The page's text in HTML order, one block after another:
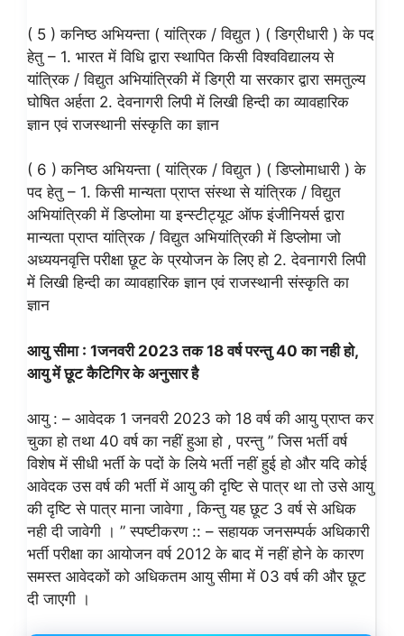
( 5 ) कनिष्ठ अभियन्ता ( यांत्रिक / विद्युत ) ( डिग्रीधारी ) के पद
हेतु – 1. भारत में विधि द्वारा स्थापित किसी विश्वविद्यालय से
यांत्रिक / विद्युत अभियांत्रिकी में डिग्री या सरकार द्वारा समतुल्य
घोषित अर्हता 2. देवनागरी लिपी में लिखी हिन्दी का व्यावहारिक
ज्ञान एवं राजस्थानी संस्कृति का ज्ञान
( 6 ) कनिष्ठ अभियन्ता ( यांत्रिक / विद्युत ) ( डिप्लोमाधारी ) के
पद हेतु – 1. किसी मान्यता प्राप्त संस्था से यांत्रिक / विद्युत
अभियांत्रिकी में डिप्लोमा या इन्स्टीट्यूट ऑफ इंजीनियर्स द्वारा
मान्यता प्राप्त यांत्रिक / विद्युत अभियांत्रिकी में डिप्लोमा जो
अध्ययनवृत्ति परीक्षा छूट के प्रयोजन के लिए हो 2. देवनागरी लिपी
में लिखी हिन्दी का व्यावहारिक ज्ञान एवं राजस्थानी संस्कृति का
ज्ञान
आयु सीमा : 1जनवरी 2023 तक 18 वर्ष परन्तु 40 का नही हो,
आयु में छूट कैटिगिर के अनुसार है
आयु : – आवेदक 1 जनवरी 2023 को 18 वर्ष की आयु प्राप्त कर
चुका हो तथा 40 वर्ष का नहीं हुआ हो , परन्तु ” जिस भर्ती वर्ष
विशेष में सीधी भर्ती के पदों के लिये भर्ती नहीं हुई हो और यदि कोई
आवेदक उस वर्ष की भर्ती में आयु की दृष्टि से पात्र था तो उसे आयु
की दृष्टि से पात्र माना जावेगा , किन्तु यह छूट 3 वर्ष से अधिक
नही दी जावेगी । ” स्पष्टीकरण :: – सहायक जनसम्पर्क अधिकारी
भर्ती परीक्षा का आयोजन वर्ष 2012 के बाद में नहीं होने के कारण
समस्त आवेदकों को अधिकतम आयु सीमा में 03 वर्ष की और छूट
दी जाएगी ।